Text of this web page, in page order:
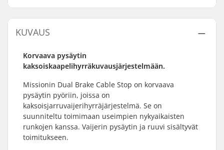
KUVAUS
Korvaava pysäytin
kaksoiskaapelihyrräkuvausjärjestelmään.
Missionin Dual Brake Cable Stop on korvaava
pysäytin pyöriin, joissa on
kaksoisjarruvaijerihyrräjärjestelmä. Se on
suunniteltu toimimaan useimpien nykyaikaisten
runkojen kanssa. Vaijerin pysäytin ja ruuvi sisältyvät
toimitukseen.